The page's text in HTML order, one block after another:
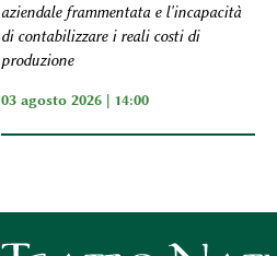
aziendale frammentata e l'incapacità
di contabilizzare i reali costi di
produzione
03 agosto 2026 | 14:00